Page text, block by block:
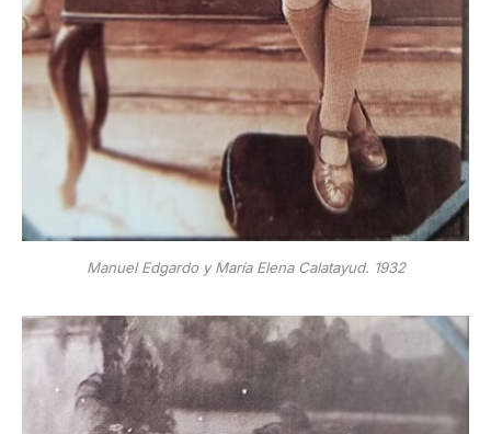
Manuel Edgardo y María Elena Calatayud. 1932